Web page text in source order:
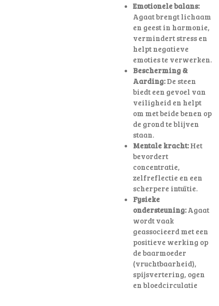
Emotionele balans:
Agaat brengt lichaam
en geest in harmonie,
vermindert stress en
helpt negatieve
emoties te verwerken.
Bescherming &
Aarding:De steen
biedt een gevoel van
veiligheid en helpt
om met beide benen op
de grond te blijven
staan.
Mentale kracht:Het
bevordert
concentratie,
zelfreflectie en een
scherpere intuïtie.
Fysieke
ondersteuning:Agaat
wordt vaak
geassocieerd met een
positieve werking op
de baarmoeder
(vruchtbaarheid),
spijsvertering, ogen
en bloedcirculatie